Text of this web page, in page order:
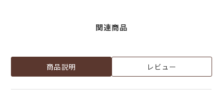
関連商品
商品説明 レビュー